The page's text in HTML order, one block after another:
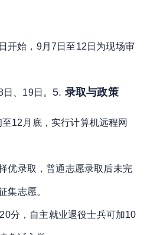
开始，9月7日至12日为现场审
日、19日 。5. 录取与政策
至12月底，实行计算机远程网
优录取，普通志愿录取后未完
集志愿。
分，自主就业退役士兵可加10